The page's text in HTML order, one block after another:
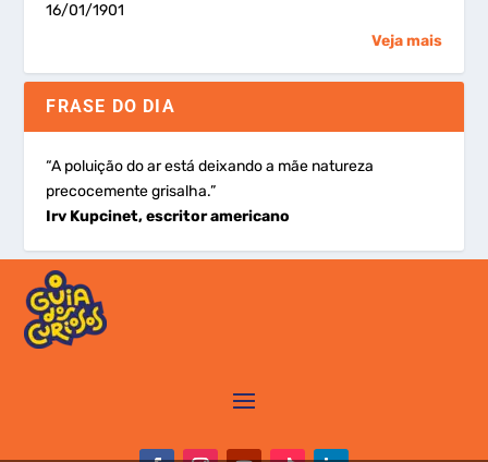
16/01/1901
Veja mais
FRASE DO DIA
“A poluição do ar está deixando a mãe natureza
precocemente grisalha.”
Irv Kupcinet, escritor americano